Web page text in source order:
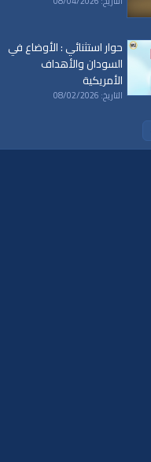
حوار استثنائي : الأوضاع في
السودان والأهداف
الأمريكية
التاريخ: 08/02/2026